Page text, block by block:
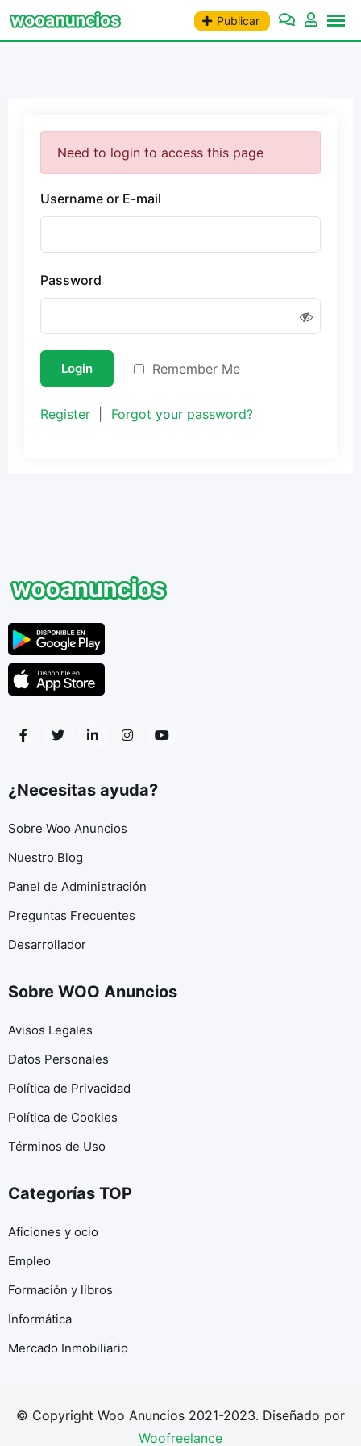
Saltar
Publicar
Need to login to access this page
Username or E-mail
Password
Login Remember Me
Register Forgot your password?
¿Necesitas ayuda?
Sobre Woo Anuncios
Nuestro Blog
Panel de Administración
Preguntas Frecuentes
Desarrollador
Sobre WOO Anuncios
Avisos Legales
Datos Personales
Política de Privacidad
Política de Cookies
Términos de Uso
Categorías TOP
Aficiones y ocio
Empleo
Formación y libros
Informática
Mercado Inmobiliario
© Copyright Woo Anuncios 2021-2023. Diseñado por
Woofreelance